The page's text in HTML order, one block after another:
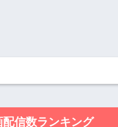
配信数ランキング